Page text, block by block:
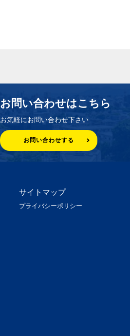
お問い合わせはこちら
お気軽にお問い合わせ下さい
お問い合わせする
サイトマップ
プライバシーポリシー